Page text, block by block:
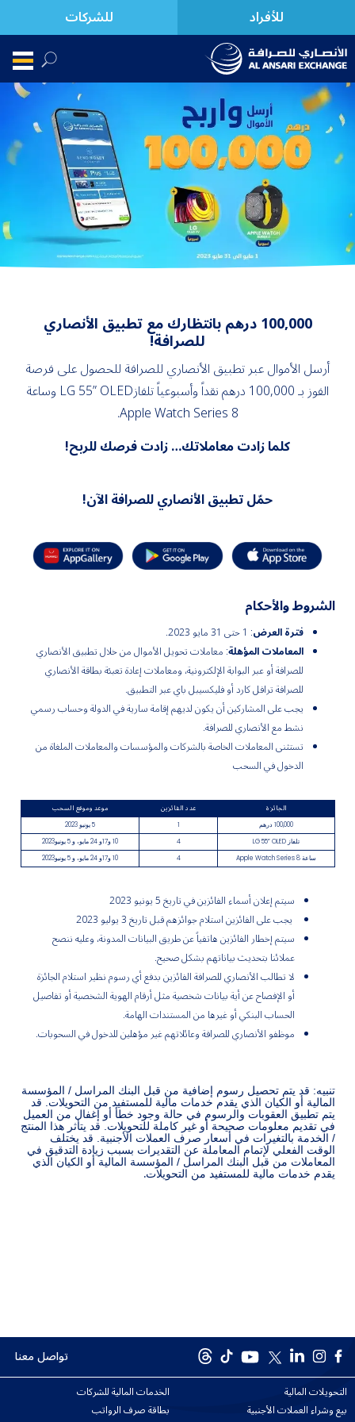
للأفراد للشركات
100,000درهم بانتظارك مع تطبيق الأنصاري
للصرافة!
أرسل الأموال عبر تطبيق الأنصاري للصرافة للحصول على فرصة
الفوز بـ 100,000 درهم نقداً وأسبوعياً تلفازLG 55” OLED وساعة
Apple Watch Series 8.
كلما زادت معاملاتك… زادت فرصك للربح!
حمّل تطبيق الأنصاري للصرافة الآن!
الشروط والأحكام
فترة العرض: 1 حتى 31 مايو 2023.
المعاملات المؤهلة: معاملات تحويل الأموال من خلال تطبيق الأنصاري
للصرافة أو عبر البوابة الإلكترونية، ومعاملات إعادة تعبئة بطاقة الأنصاري
للصرافة ترافل كارد أو فليكسيبل باي عبر التطبيق.
يجب على المشاركين أن يكون لديهم إقامة سارية في الدولة وحساب رسمي
نشط مع الأنصاري للصرافة.
تستثنى المعاملات الخاصة بالشركات والمؤسسات والمعاملات الملغاة من
الدخول في السحب
الجائزة عدد الفائزين موعد وموقع السحب
100,000 درهم 1
5 يونيو 2023
تلفاز LG 55” OLED
4
10 و17و 24 مايو، و 5 يونيو2023
ساعة Apple Watch Series 8
4 10 و17و 24 مايو، و 5 يونيو2023
سيتم إعلان أسماء الفائزين في تاريخ 5 يونيو 2023
يجب على الفائزين استلام جوائزهم قبل تاريخ3يوليو2023
سيتم إخطار الفائزين هاتفياً عن طريق البيانات المدونة، وعليه ننصح
عملائنا بتحديث بياناتهم بشكل صحيح.
لا تطالب الأنصاري للصرافة الفائزين بدفع أي رسوم نظير استلام الجائزة
أو الإفصاح عن أية بيانات شخصية مثل أرقام الهوية الشخصية أو تفاصيل
الحساب البنكي أو غيرها من المستندات الهامة.
موظفو الأنصاري للصرافة وعائلاتهم غير مؤهلين للدخول في السحوبات.
تنبيه: قد يتم تحصيل رسوم إضافية من قبل البنك المراسل / المؤسسة
المالية أو الكيان الذي يقدم خدمات مالية للمستفيد من التحويلات. قد
يتم تطبيق العقوبات والرسوم في حالة وجود خطأ أو إغفال من العميل
في تقديم معلومات صحيحة أو غير كاملة للتحويلات. قد يتأثر هذا المنتج
/ الخدمة بالتغيرات في أسعار صرف العملات الأجنبية. قد يختلف
الوقت الفعلي لإتمام المعاملة عن التقديرات بسبب زيادة التدقيق في
المعاملات من قبل البنك المراسل / المؤسسة المالية أو الكيان الذي
يقدم خدمات مالية للمستفيد من التحويلات.
تواصل معنا
التحويلات المالية
بيع وشراء العملات الأجنبية
الخدمات المالية للشركات
بطاقة صرف الرواتب